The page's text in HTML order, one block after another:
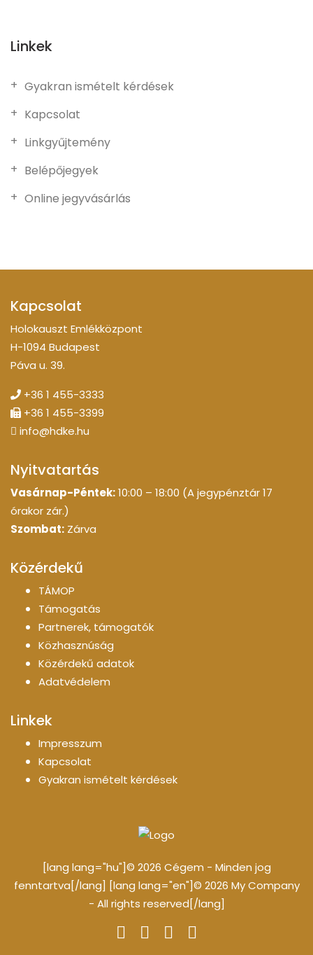
Linkek
Gyakran ismételt kérdések
Kapcsolat
Linkgyűjtemény
Belépőjegyek
Online jegyvásárlás
Kapcsolat
Holokauszt Emlékközpont
H-1094 Budapest
Páva u. 39.
+36 1 455-3333
+36 1 455-3399
info@hdke.hu
Nyitvatartás
Vasárnap-Péntek:10:00 – 18:00 (A jegypénztár 17
órakor zár.)
Szombat: Zárva
Közérdekű
TÁMOP
Támogatás
Partnerek, támogatók
Közhasznúság
Közérdekű adatok
Adatvédelem
Linkek
Impresszum
Kapcsolat
Gyakran ismételt kérdések
[lang lang="hu"]© 2026 Cégem - Minden jog
fenntartva[/lang] [lang lang="en"]© 2026 My Company
- All rights reserved[/lang]